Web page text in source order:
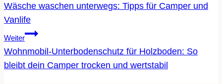
Wäsche waschen unterwegs: Tipps für Camper und
Vanlife
Weiter
Wohnmobil-Unterbodenschutz für Holzboden: So
bleibt dein Camper trocken und wertstabil